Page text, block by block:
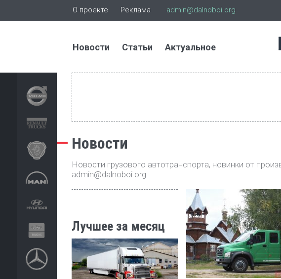
О проекте Реклама admin@dalnoboi.org
Новости Статьи Актуальное
Новости
Новости грузового автотранспорта, новинки от
admin@dalnoboi.org
Лучшее за месяц